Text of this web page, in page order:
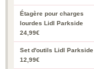
Étagère pour charges
lourdes Lidl Parkside
24,99€
Set d'outils Lidl Parkside
12,99€